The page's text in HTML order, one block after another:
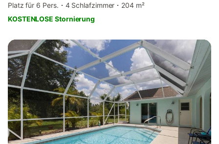
Platz für 6 Pers.
4 Schlafzimmer
204 m²
KOSTENLOSE Stornierung